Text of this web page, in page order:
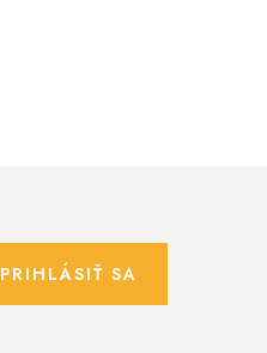
PRIHLÁSIŤ SA